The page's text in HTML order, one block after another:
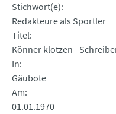
Stichwort(e)
Redakteure als Sportler
Titel
Könner klotzen -
In
Gäubote
Am
01.01.1970